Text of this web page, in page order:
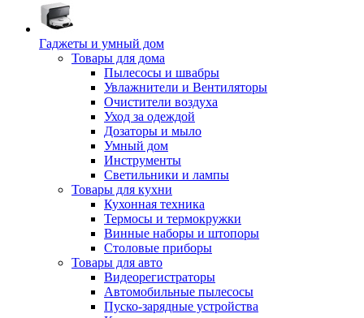
Гаджеты и умный дом
Товары для дома
Пылесосы и швабры
Увлажнители и Вентиляторы
Очистители воздуха
Уход за одеждой
Дозаторы и мыло
Умный дом
Инструменты
Светильники и лампы
Товары для кухни
Кухонная техника
Термосы и термокружки
Винные наборы и штопоры
Столовые приборы
Товары для авто
Видеорегистраторы
Автомобильные пылесосы
Пуско-зарядные устройства